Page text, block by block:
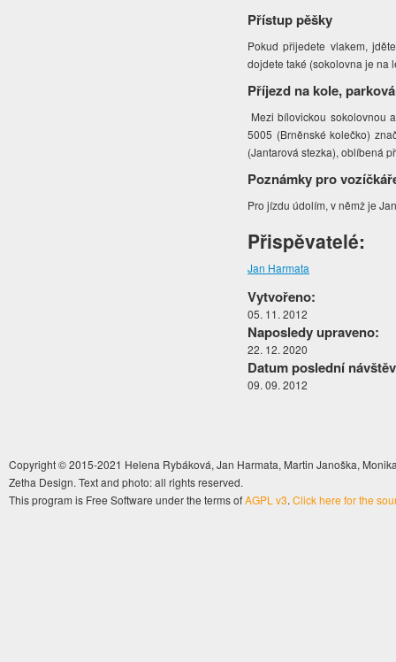
Přístup pěšky
Pokud přijedete vlakem,
dojdete také (sokolovna je na
Příjezd na kole,
Mezi bílovickou sokolovnou
5005 (Brněnské kolečko)
(Jantarová stezka), oblíbená
Poznámky pro
Pro jízdu údolím, v němž je
Přispěvatelé:
Jan Harmata
Vytvořeno:
05. 11. 2012
Naposledy upraveno:
22. 12. 2020
Datum poslední
09. 09. 2012
Copyright © 2015-2021 Helena Rybáková, Jan Harmata, Martin Janoška,
Zetha Design. Text and photo: all rights reserved.
This program is Free Software under the terms ofAGPL v3. Click here for the